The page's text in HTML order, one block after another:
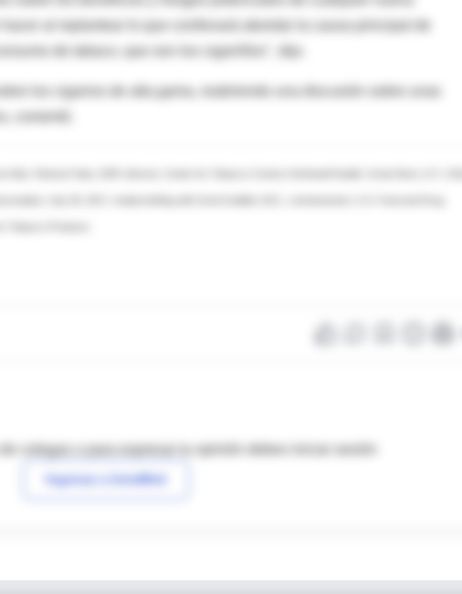
al replantear lo que conllevará abordar la causa principal de
de tabaco, que son los cigarrillos", dijo.
los cigarros de alta gama, reabriendo una discusión sobre unas
comentó.
colegas o para expresar tu opinión debes iniciar sesión
Ingresar a IntraMed